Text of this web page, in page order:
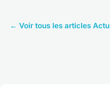
← Voir tous les articles Actu